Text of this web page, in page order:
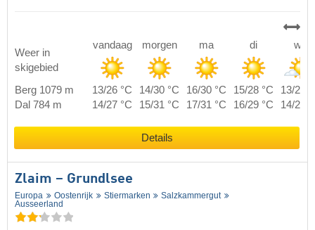
Weer in
skigebied
vandaag morgen ma di wo
Berg 1079 m 13/26 °C 14/30 °C 16/30 °C 15/28 °C
13/24
Dal 784 m
14/27 °C 15/31 °C 17/31 °C 16/29 °C 14/25
Details
Zlaim – Grundlsee
Europa Oostenrijk Stiermarken
Salzkammergut
Ausseerland